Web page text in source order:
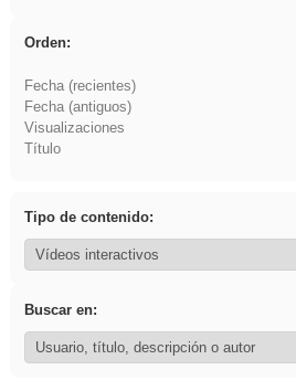
Orden:
Fecha (recientes)
Fecha (antiguos)
Visualizaciones
Título
Tipo de contenido:
Buscar en: